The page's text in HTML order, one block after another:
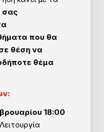
σας
που θα
θέση να
θέμα
18:00